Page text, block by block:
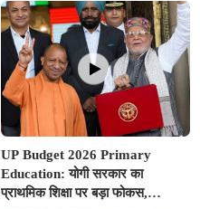
भारत
UP Budget 2026 Primary
Education: योगी सरकार का
प्राथमिक शिक्षा पर बड़ा फोकस,